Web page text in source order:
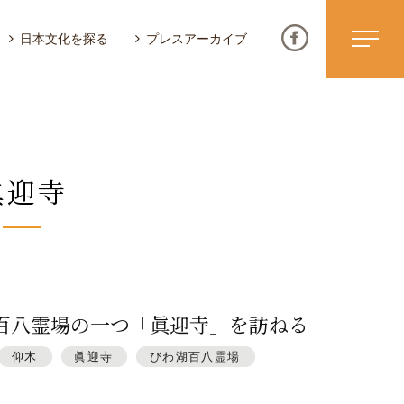
日本文化を探る プレスアーカイブ
お問い合わせ
迎寺
八霊場の一つ「眞迎寺」を訪ねる
仰木 眞迎寺 びわ湖百八霊場